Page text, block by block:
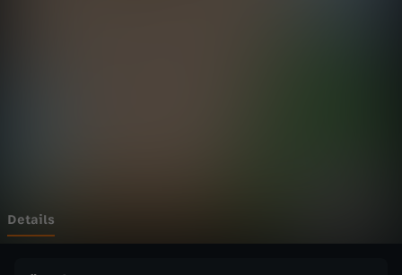
g
Details